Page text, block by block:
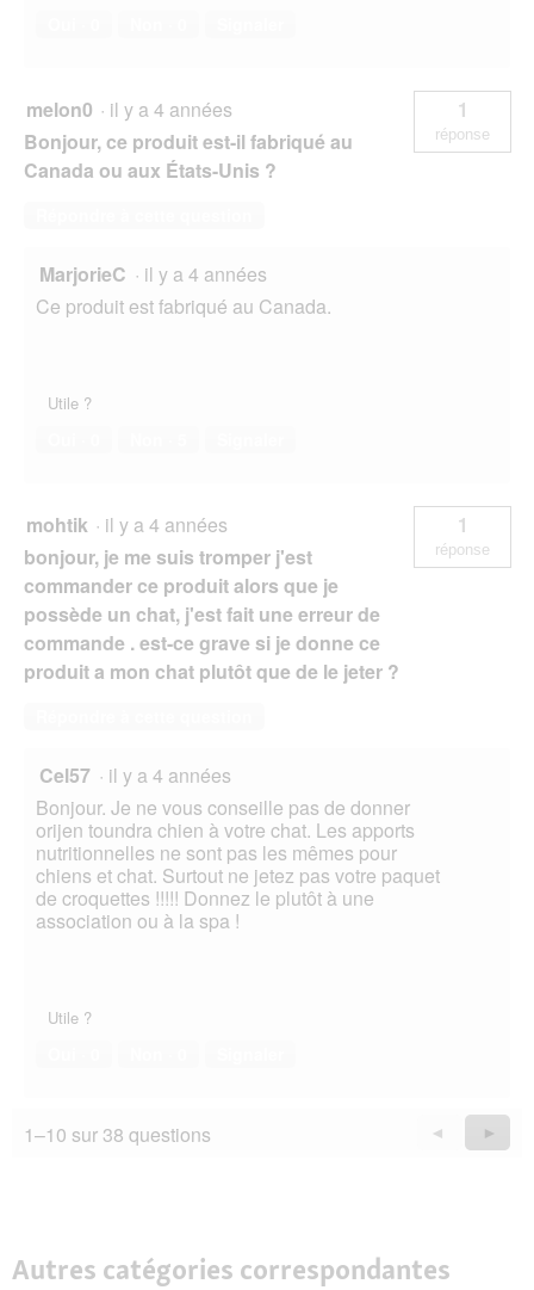
melon0 · il y a 4 années
Bonjour, ce produit est-il fabriqué au
Canada ou aux États-Unis ?
1
réponse
MarjorieC · il y a 4 années
Ce produit est fabriqué au Canada.
Utile ?
mohtik · il y a 4 années
bonjour, je me suis tromper j'est
commander ce produit alors que je
possède un chat, j'est fait une erreur de
commande . est-ce grave si je donne ce
produit a mon chat plutôt que de le jeter ?
1
réponse
Cel57 · il y a 4 années
Bonjour. Je ne vous conseille pas de donner
orijen toundra chien à votre chat. Les apports
nutritionnelles ne sont pas les mêmes pour
chiens et chat. Surtout ne jetez pas votre paquet
de croquettes !!!!! Donnez le plutôt à une
association ou à la spa !
Utile ?
1–10 sur 38 questions
Précédent
Questions
◄ ►
Autres catégories correspondantes